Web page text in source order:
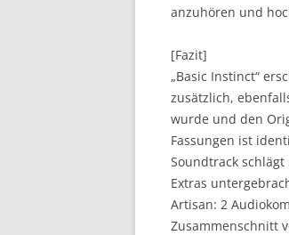
anzuhören und
[Fazit]
„Basic Instinct“
zusätzlich,
wurde und den
Fassungen ist
Soundtrack
Extras
Artisan: 2
Zusammenschnitt